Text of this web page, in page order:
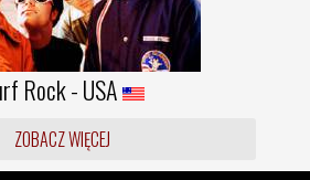
Rock - USA
ZOBACZ WIĘCEJ